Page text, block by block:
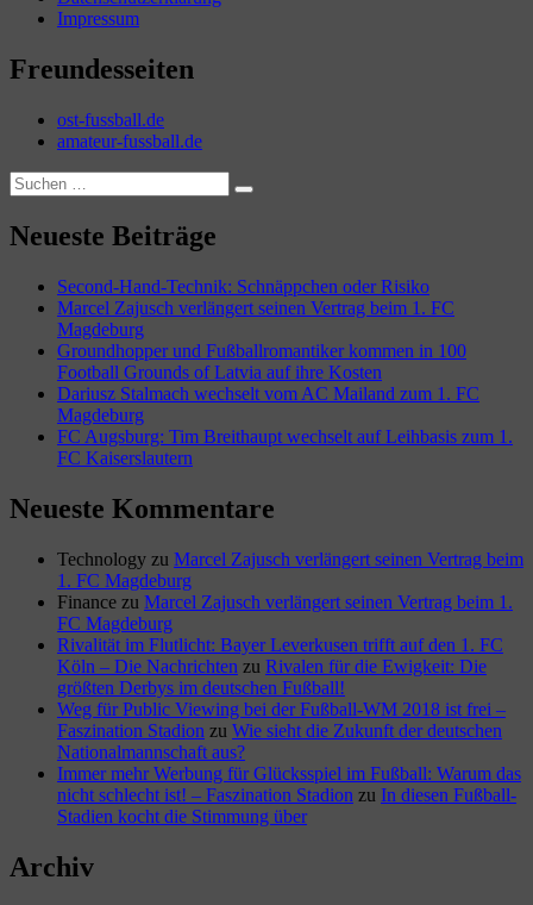
Impressum
Freundesseiten
ost-fussball.de
amateur-fussball.de
Suchen
nach:
Suchen
Neueste Beiträge
Second-Hand-Technik: Schnäppchen oder Risiko
Marcel Zajusch verlängert seinen Vertrag beim 1. FC
Magdeburg
Groundhopper und Fußballromantiker kommen in 100
Football Grounds of Latvia auf ihre Kosten
Dariusz Stalmach wechselt vom AC Mailand zum 1. FC
Magdeburg
FC Augsburg: Tim Breithaupt wechselt auf Leihbasis zum 1.
FC Kaiserslautern
Neueste Kommentare
Technology zu Marcel Zajusch verlängert seinen Vertrag beim
1. FC Magdeburg
Finance zu Marcel Zajusch verlängert seinen Vertrag beim 1.
FC Magdeburg
Rivalität im Flutlicht: Bayer Leverkusen trifft auf den 1. FC
Köln – Die Nachrichten zu Rivalen für die Ewigkeit: Die
größten Derbys im deutschen Fußball!
Weg für Public Viewing bei der Fußball-WM 2018 ist frei –
Faszination Stadion zu Wie sieht die Zukunft der deutschen
Nationalmannschaft aus?
Immer mehr Werbung für Glücksspiel im Fußball: Warum das
nicht schlecht ist! – Faszination Stadion zu In diesen Fußball-
Stadien kocht die Stimmung über
Archiv